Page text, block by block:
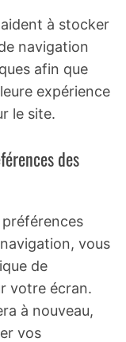
à stocker
navigation
afin que
expérience
le site.
des
vous
de
votre écran.
à nouveau,
vos